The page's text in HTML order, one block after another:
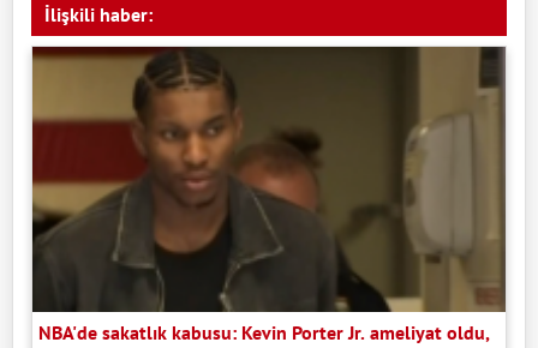
İlişkili haber:
NBA'de sakatlık kabusu: Kevin Porter Jr. ameliyat oldu,